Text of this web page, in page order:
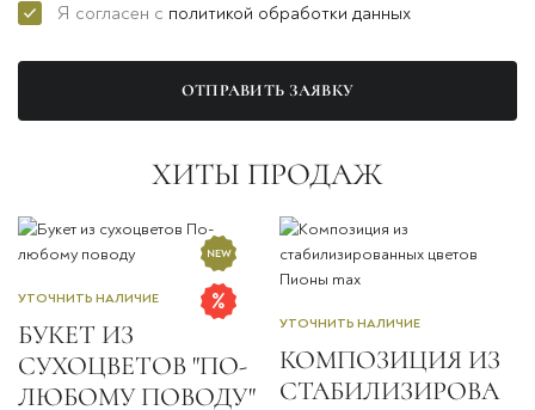
Я согласен с политикой обработки данных
ОТПРАВИТЬ ЗАЯВКУ
ХИТЫ ПРОДАЖ
УТОЧНИТЬ НАЛИЧИЕ
БУКЕТ ИЗ
СУХОЦВЕТОВ "ПО-
ЛЮБОМУ ПОВОДУ"
УТОЧНИТЬ НАЛИЧИЕ
КОМПОЗИЦИЯ ИЗ
СТАБИЛИЗИРОВА